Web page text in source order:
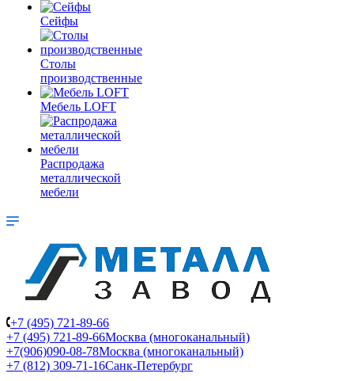
Сейфы
Столы
производственные
Мебель LOFT
Распродажа
металлической
мебели
+7 (495) 721-89-66
+7 (495) 721-89-66Москва (многоканальный)
+7(906)090-08-78Москва (многоканальный)
+7 (812) 309-71-16Санк-Петербург